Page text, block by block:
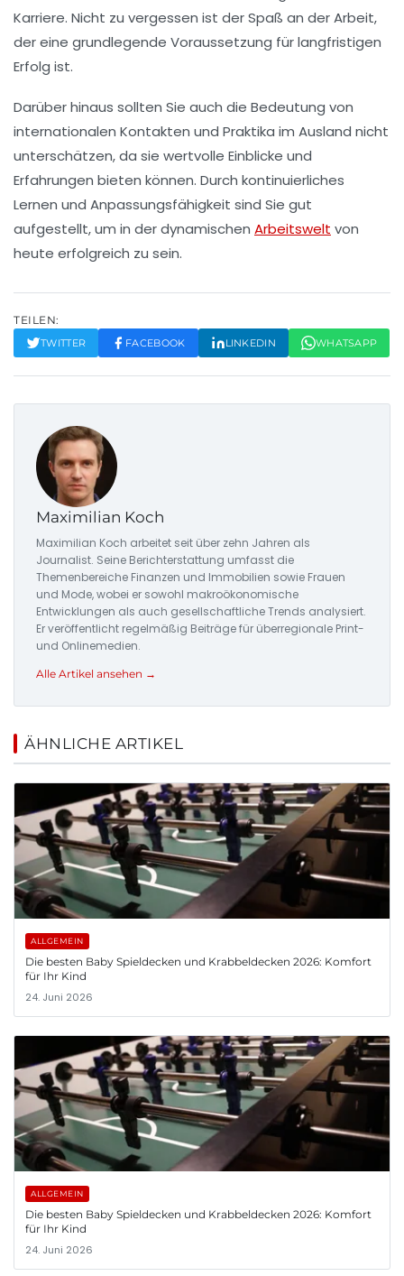
Karriere. Nicht zu vergessen ist der Spaß an der Arbeit,
der eine grundlegende Voraussetzung für langfristigen
Erfolg ist.
Darüber hinaus sollten Sie auch die Bedeutung von
internationalen Kontakten und Praktika im Ausland nicht
unterschätzen, da sie wertvolle Einblicke und
Erfahrungen bieten können. Durch kontinuierliches
Lernen und Anpassungsfähigkeit sind Sie gut
aufgestellt, um in der dynamischen Arbeitswelt von
heute erfolgreich zu sein.
TEILEN:
TWITTER FACEBOOK LINKEDIN WHATSAPP
Maximilian Koch
Maximilian Koch arbeitet seit über zehn Jahren als
Journalist. Seine Berichterstattung umfasst die
Themenbereiche Finanzen und Immobilien sowie Frauen
und Mode, wobei er sowohl makroökonomische
Entwicklungen als auch gesellschaftliche Trends analysiert.
Er veröffentlicht regelmäßig Beiträge für überregionale Print-
und Onlinemedien.
Alle Artikel ansehen →
ÄHNLICHE ARTIKEL
ALLGEMEIN
Die besten Baby Spieldecken und Krabbeldecken 2026: Komfort
für Ihr Kind
24. Juni 2026
ALLGEMEIN
Die besten Baby Spieldecken und Krabbeldecken 2026: Komfort
für Ihr Kind
24. Juni 2026